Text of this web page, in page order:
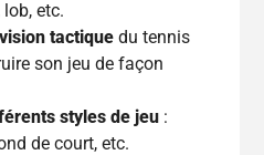
etc.
tactique du tennis
son jeu de façon
styles de jeu :
de court, etc.